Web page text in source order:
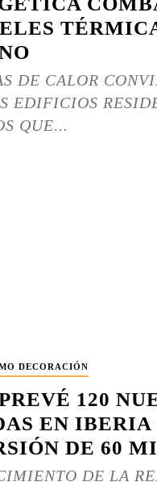
DE CALOR
EDIFICIOS
QUE...
DECORACIÓN
120
EN IBERIA
DE 60
DE LA